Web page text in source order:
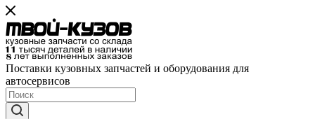
Поставки кузовных запчастей и оборудования для
автосервисов